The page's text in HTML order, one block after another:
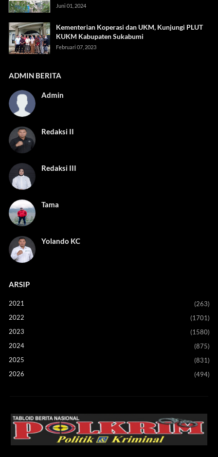
Juni 01, 2024
Kementerian Koperasi dan UKM, Kunjungi PLUT
KUKM Kabupaten Sukabumi
Februari 07, 2023
ADMIN BERITA
Admin
Redaksi II
Redaksi III
Tama
Yolando KC
ARSIP
2021
(263)
2022
(1701)
2023
(1580)
2024
(875)
2025
(831)
2026
(494)